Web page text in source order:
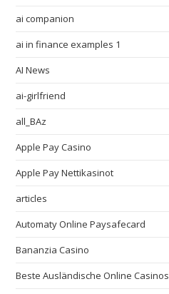
ai companion
ai in finance examples 1
AI News
ai-girlfriend
all_BAz
Apple Pay Casino
Apple Pay Nettikasinot
articles
Automaty Online Paysafecard
Bananzia Casino
Beste Ausländische Online Casinos